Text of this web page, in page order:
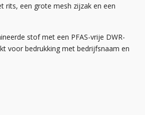
rits, een grote mesh zijzak en een
stof met een PFAS-vrije DWR-
voor bedrukking met bedrijfsnaam en